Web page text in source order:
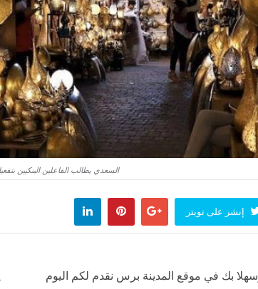
السعدي يطالب الفاعلين البنكيين
إنشر على تويتر
بك في موقع المدينة برس نقدم لكم اليوم